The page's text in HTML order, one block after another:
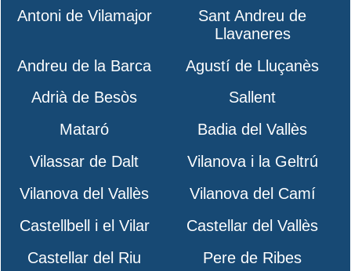
Antoni de Vilamajor
Sant Andreu de
Llavaneres
Andreu de la Barca
Agustí de Lluçanès
Adrià de Besòs
Sallent
Mataró
Badia del Vallès
Vilassar de Dalt
Vilanova i la Geltrú
Vilanova del Vallès
Vilanova del Camí
Castellbell i el Vilar
Castellar del Vallès
Castellar del Riu
Pere de Ribes